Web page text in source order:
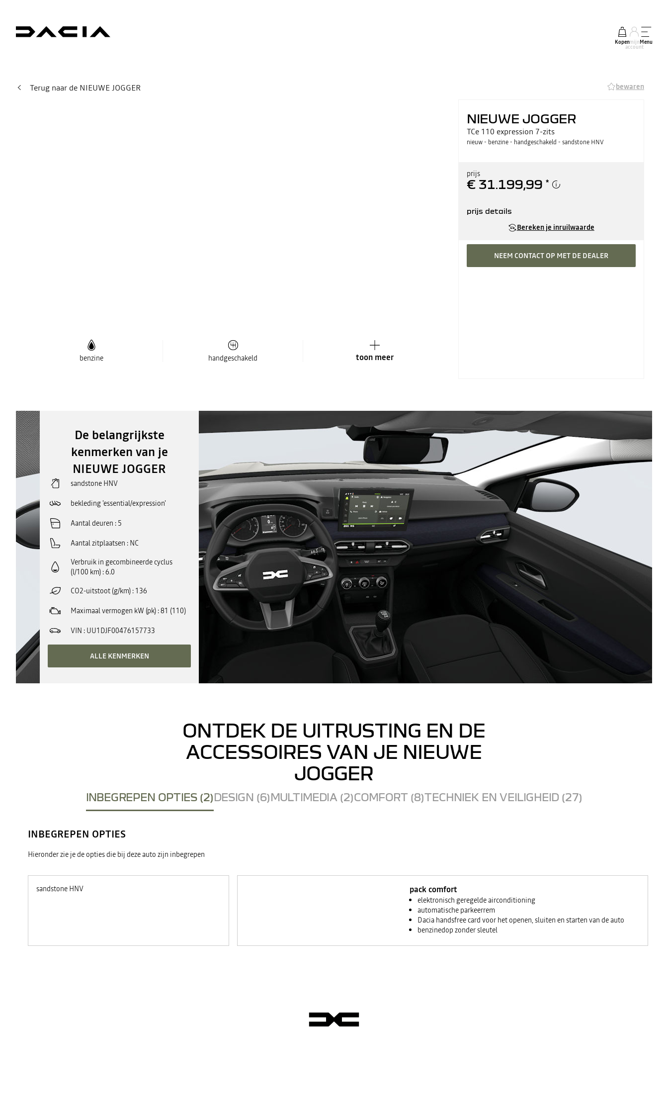
Kopenmijn
account
Menu
Terug naar de NIEUWE JOGGER bewaren
benzine handgeschakeld toon meer
NIEUWE JOGGER
TCe 110 expression 7-zits
nieuw - benzine - handgeschakeld - sandstone HNV
prijs
€ 31.199,99 *
prijs details
Bereken je inruilwaarde
NEEM CONTACT OP MET DE DEALER
De belangrijkste
kenmerken van je
NIEUWE JOGGER
sandstone HNV
bekleding 'essential/expression'
Aantal deuren 5
Aantal zitplaatsen NC
Verbruik in gecombineerde cyclus
(l/100 km) 6.0
CO2-uitstoot (g/km) 136
Maximaal vermogen kW (pk) 81 (110)
VIN UU1DJF00476157733
ALLE KENMERKEN
ONTDEK DE UITRUSTING EN DE
ACCESSOIRES VAN JE NIEUWE
JOGGER
INBEGREPEN OPTIES (2)DESIGN (6)MULTIMEDIA (2)COMFORT (8)TECHNIEK EN VEILIGHEID (27)
INBEGREPEN OPTIES
Hieronder zie je de opties die bij deze auto zijn inbegrepen
sandstone HNV pack comfort
elektronisch geregelde airconditioning
automatische parkeerrem
Dacia handsfree card voor het openen, sluiten en starten van de auto
benzinedop zonder sleutel